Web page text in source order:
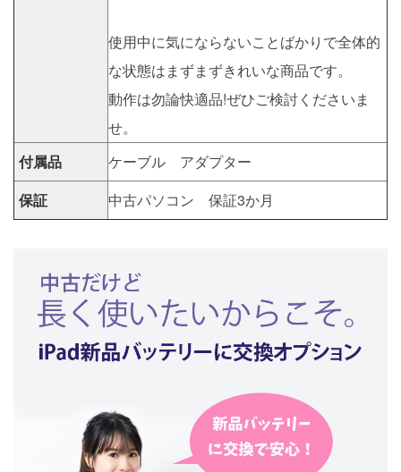
使用中に気にならないことばかりで全体的
な状態はまずまずきれいな商品です。
動作は勿論快適品!ぜひご検討くださいま
せ。
付属品
ケーブル アダプター
保証
中古パソコン 保証3か月